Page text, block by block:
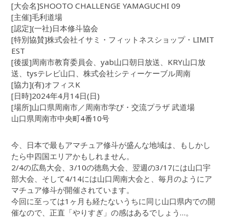
[大会名]SHOOTO CHALLENGE YAMAGUCHI 09
[主催]毛利道場
[認定](一社)日本修斗協会
[特別協賛]株式会社イサミ・フィットネスショップ・LIMIT
EST
[後援]周南市教育委員会、yab山口朝日放送、KRY山口放
送、tysテレビ山口、株式会社シティーケーブル周南
[協力](有)オフィスK
[日時]2024年4月14日(日)
[場所]山口県周南市／周南市学び・交流プラザ 武道場
山口県周南市中央町4番10号
今、日本で最もアマチュア修斗が盛んな地域は、もしかし
たら中四国エリアかもしれません。
2/4の広島大会、3/10の徳島大会、翌週の3/17には山口宇
部大会、そして4/14には山口周南大会と、毎月のようにア
マチュア修斗が開催されています。
今回に至っては1ヶ月も経たないうちに同じ山口県内での開
催なので、正直「やりすぎ」の感はあるでしょう…。